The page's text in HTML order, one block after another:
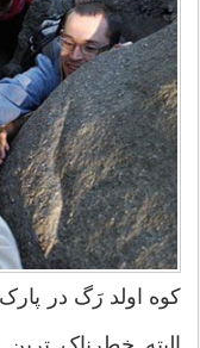
کوه اولد رَگ در